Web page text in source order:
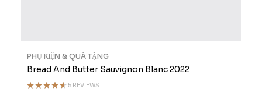
Bread And Butter Sauvignon Blanc 2022
5 REVIEWS
PHỤ KIỆN & QUÀ TẶNG